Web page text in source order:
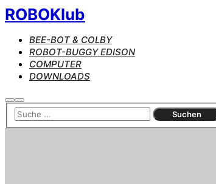
ROBOKlub
BEE-BOT & COLBY
ROBOT-BUGGY EDISON
COMPUTER
DOWNLOADS
Suchen
Hauptmenü